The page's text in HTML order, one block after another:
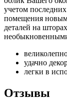
учетом
помещения
деталей на
удачно
легки в
Отзывы